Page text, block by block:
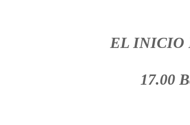
EL INICIO
17.00